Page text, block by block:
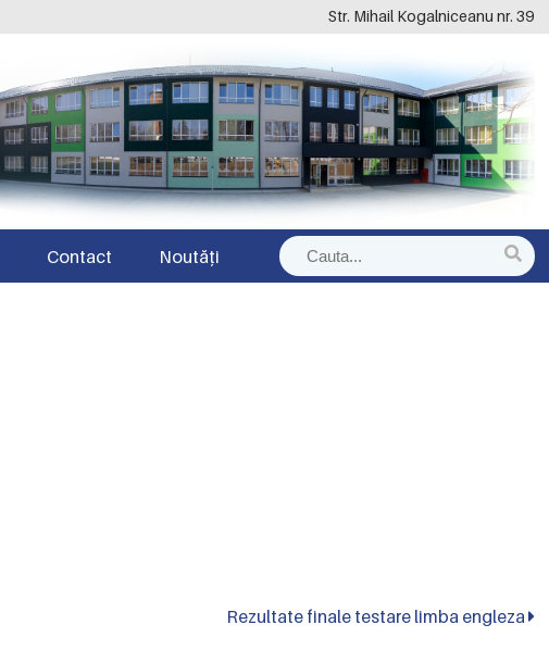
Str. Mihail Kogalniceanu nr. 39
Contact Noutăți
Rezultate finale testare limba engleza